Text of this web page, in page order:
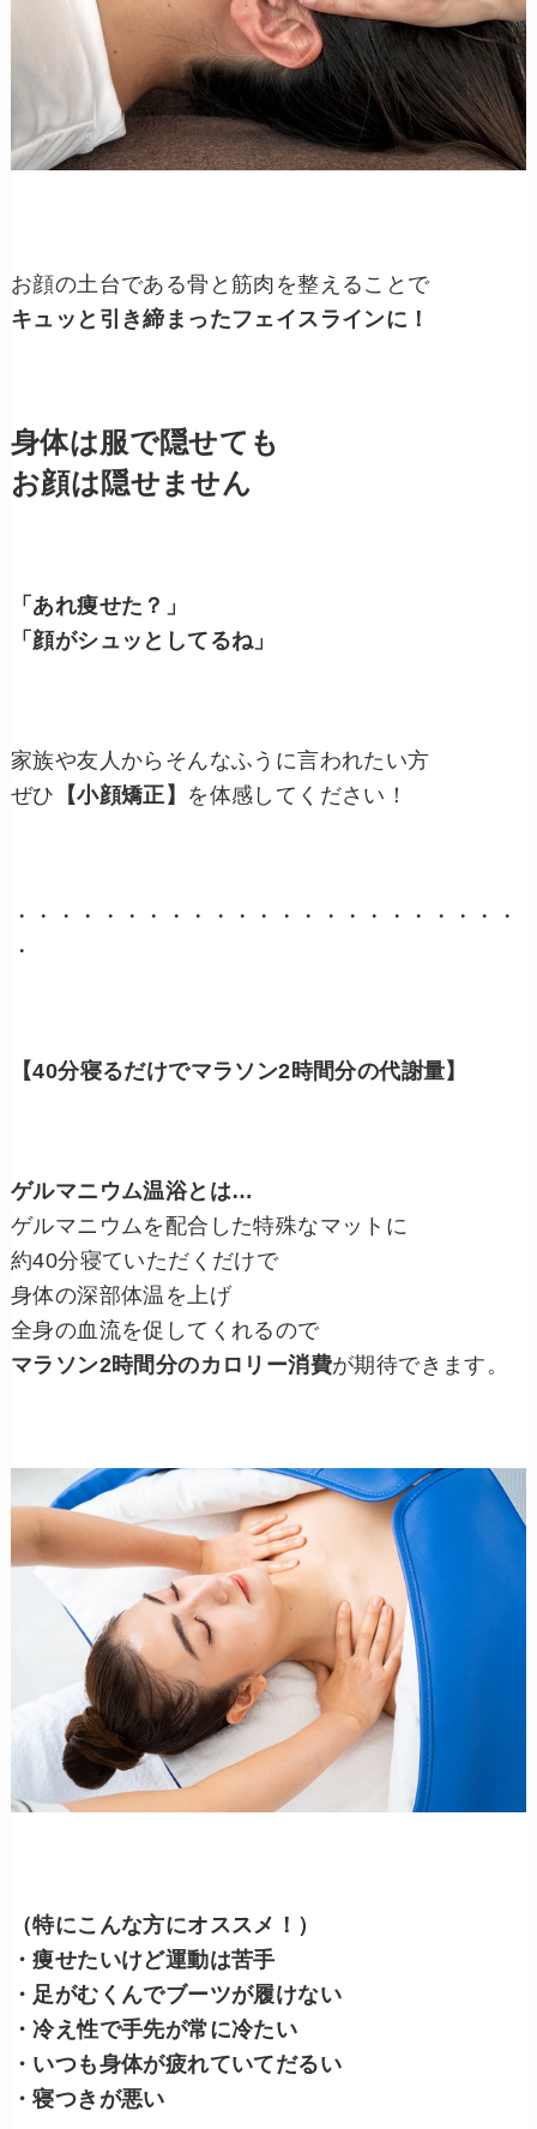
お顔の土台である骨と筋肉を整えることで
キュッと引き締まったフェイスラインに！
身体は服で隠せても
お顔は隠せません
「あれ痩せた？」
「顔がシュッとしてるね」
家族や友人からそんなふうに言われたい方
ぜひ 【小顔矯正】 を体感してください！
・・・・・・・・・・・・・・・・・・・・・・・
・
【40分寝るだけでマラソン2時間分の代謝量】
ゲルマニウム温浴とは…
ゲルマニウムを配合した特殊なマットに
約40分寝ていただくだけで
身体の深部体温を上げ
全身の血流を促してくれるので
マラソン2時間分のカロリー消費が期待できます。
（特にこんな方にオススメ！）
・痩せたいけど運動は苦手
・足がむくんでブーツが履けない
・冷え性で手先が常に冷たい
・いつも身体が疲れていてだるい
・寝つきが悪い